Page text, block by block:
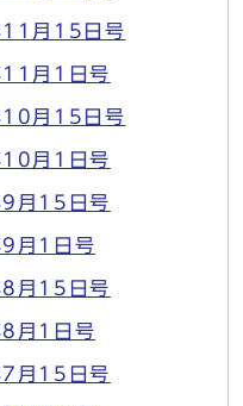
月15日号
月1日号
月15日号
月1日号
月15日号
月1日号
月15日号
月1日号
月15日号